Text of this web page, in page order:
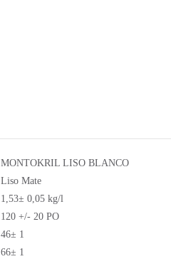
MONTOKRIL LISO BLANCO
Liso Mate
1,53± 0,05 kg/l
120 +/- 20 PO
46± 1
66± 1